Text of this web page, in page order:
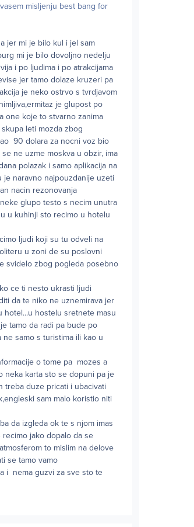
misljenju best bang for
jer mi je bilo kul i jel sam
mi je bilo dovoljno nedelju
i po ljudima i po atrakcijama
jer tamo dolaze kruzeri pa
je neko ostrvo s tvrdjavom
je glupost po
one koje to stvarno zanima
leti mozda zbog
90 dolara za nocni voz bio
ne uzme moskva u obzir, ima
polazak i samo aplikacija na
naravno najpouzdanije uzeti
nacin rezonovanja
glupo testo s necim unutra
u kuhinji sto recimo u hotelu
ljudi koji su tu odveli na
u zoni de su poslovni
svidelo zbog pogleda posebno
ce ti nesto ukrasti ljudi
da te niko ne uznemirava jer
hotel...u hostelu sretnete masu
tamo da radi pa bude po
samo s turistima ili kao u
o tome pa mozes a
neka karta sto se dopuni pa je
treba duze pricati i ubacivati
sam malo koristio niti
da izgleda ok te s njom imas
jako dopalo da se
to mislim na delove
se tamo vamo
i nema guzvi za sve sto te